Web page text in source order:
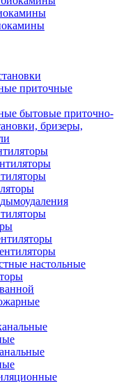
приточные
бытовые приточно-
бризеры,
настольные